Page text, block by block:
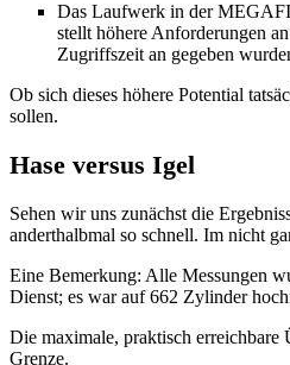
Das Laufwerk in der
stellt höhere Anforderungen
Zugriffszeit an gegeben
Ob sich dieses höhere Potential
sollen.
Hase versus Igel
Sehen wir uns zunächst die
anderthalbmal so schnell. Im nicht
Eine Bemerkung: Alle Messungen
Dienst; es war auf 662 Zylinder
Die maximale, praktisch
Grenze.